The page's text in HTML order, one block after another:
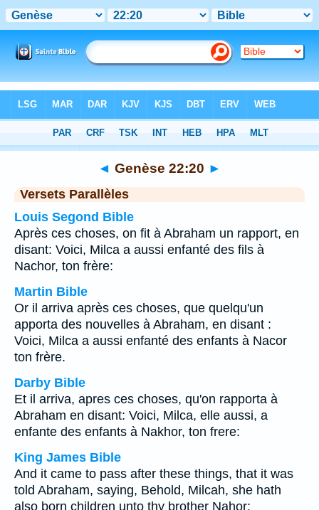
Chapitre 22 > Verset 20
◄ Genèse 22:20 ►
Versets Parallèles
Louis Segond Bible
Après ces choses, on fit à Abraham un rapport, en
disant: Voici, Milca a aussi enfanté des fils à
Nachor, ton frère:
Martin Bible
Or il arriva après ces choses, que quelqu'un
apporta des nouvelles à Abraham, en disant :
Voici, Milca a aussi enfanté des enfants à Nacor
ton frère.
Darby Bible
Et il arriva, apres ces choses, qu'on rapporta à
Abraham en disant: Voici, Milca, elle aussi, a
enfante des enfants à Nakhor, ton frere:
King James Bible
And it came to pass after these things, that it was
told Abraham, saying, Behold, Milcah, she hath
also born children unto thy brother Nahor;